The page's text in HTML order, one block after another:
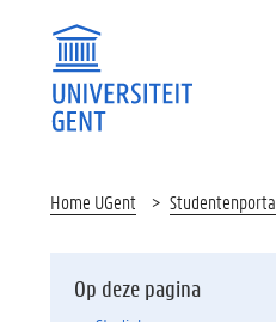
Home UGent
Op deze pagina